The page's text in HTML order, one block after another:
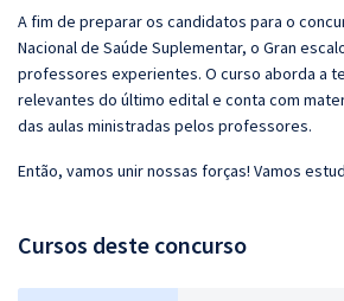
A fim de preparar os candidatos para o
Nacional de Saúde Suplementar, o Gran
professores experientes. O curso aborda a
relevantes do último edital e conta com
das aulas ministradas pelos professores.
Então, vamos unir nossas forças! Vamos
Cursos deste concurso